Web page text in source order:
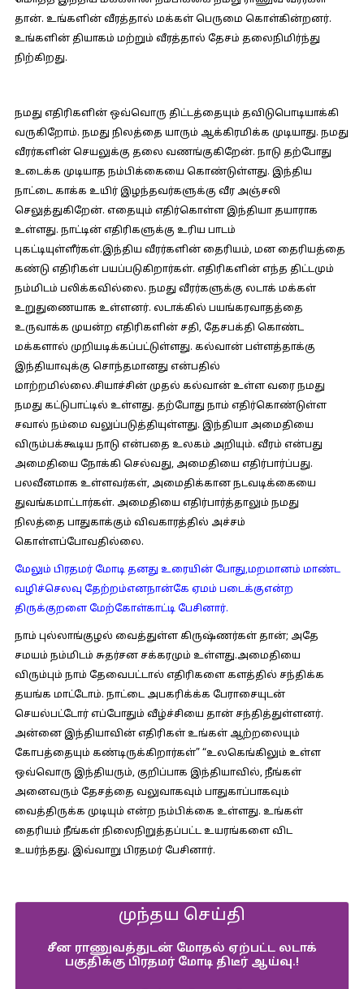
தான். உங்களின் வீரத்தால் மக்கள் பெருமை கொள்கின்றனர்.
உங்களின் தியாகம் மற்றும் வீரத்தால் தேசம் தலைநிமிர்ந்து
நிற்கிறது.
நமது எதிரிகளின் ஒவ்வொரு திட்டத்தையும் தவிடுபொடியாக்கி
வருகிறோம். நமது நிலத்தை யாரும் ஆக்கிரமிக்க முடியாது. நமது
வீரர்களின் செயலுக்கு தலை வணங்குகிறேன். நாடு தற்போது
உடைக்க முடியாத நம்பிக்கையை கொண்டுள்ளது. இந்திய
நாட்டை காக்க உயிர் இழந்தவர்களுக்கு வீர அஞ்சலி
செலுத்துகிறேன். எதையும் எதிர்கொள்ள இந்தியா தயாராக
உள்ளது. நாட்டின் எதிரிகளுக்கு உரிய பாடம்
புகட்டியுள்ளீர்கள்.இந்திய வீரர்களின் தைரியம், மன தைரியத்தை
கண்டு எதிரிகள் பயப்படுகிறார்கள். எதிரிகளின் எந்த திட்டமும்
நம்மிடம் பலிக்கவில்லை. நமது வீரர்களுக்கு லடாக் மக்கள்
உறுதுணையாக உள்ளனர். லடாக்கில் பயங்கரவாதத்தை
உருவாக்க முயன்ற எதிரிகளின் சதி, தேசபக்தி கொண்ட
மக்களால் முறியடிக்கப்பட்டுள்ளது. கல்வான் பள்ளத்தாக்கு
இந்தியாவுக்கு சொந்தமானது என்பதில்
மாற்றமில்லை.சியாச்சின் முதல் கல்வான் உள்ள வரை நமது
நமது கட்டுபாட்டில் உள்ளது. தற்போது நாம் எதிர்கொண்டுள்ள
சவால் நம்மை வலுப்படுத்தியுள்ளது. இந்தியா அமைதியை
விரும்பக்கூடிய நாடு என்பதை உலகம் அறியும். வீரம் என்பது
அமைதியை நோக்கி செல்வது, அமைதியை எதிர்பார்ப்பது.
பலவீனமாக உள்ளவர்கள், அமைதிக்கான நடவடிக்கையை
துவங்கமாட்டார்கள். அமைதியை எதிர்பார்த்தாலும் நமது
நிலத்தை பாதுகாக்கும் விவகாரத்தில் அச்சம்
கொள்ளப்போவதில்லை.
மேலும் பிரதமர் மோடி தனது உரையின் போது,மறமானம் மாண்ட
வழிச்செலவு தேற்றம்எனநான்கே ஏமம் படைக்குஎன்ற
திருக்குறளை மேற்கோள்காட்டி பேசினார்.
நாம் புல்லாங்குழல் வைத்துள்ள கிருஷ்ணர்கள் தான்; அதே
சமயம் நம்மிடம் சுதர்சன சக்கரமும் உள்ளது.அமைதியை
விரும்பும் நாம் தேவைபட்டால் எதிரிகளை களத்தில் சந்திக்க
தயங்க மாட்டோம். நாட்டை அபகரிக்க்க பேராசையுடன்
செயல்பட்டோர் எப்போதும் வீழ்ச்சியை தான் சந்தித்துள்ளனர்.
அன்னை இந்தியாவின் எதிரிகள் உங்கள் ஆற்றலையும்
கோபத்தையும் கண்டிருக்கிறார்கள்” “உலகெங்கிலும் உள்ள
ஒவ்வொரு இந்தியரும், குறிப்பாக இந்தியாவில், நீங்கள்
அனைவரும் தேசத்தை வலுவாகவும் பாதுகாப்பாகவும்
வைத்திருக்க முடியும் என்ற நம்பிக்கை உள்ளது. உங்கள்
தைரியம் நீங்கள் நிலைநிறுத்தப்பட்ட உயரங்களை விட
உயர்ந்தது. இவ்வாறு பிரதமர் பேசினார்.
முந்தய செய்தி
சீன ராணுவத்துடன் மோதல் ஏற்பட்ட லடாக்
பகுதிக்கு பிரதமர் மோடி திடீர் ஆய்வு.!